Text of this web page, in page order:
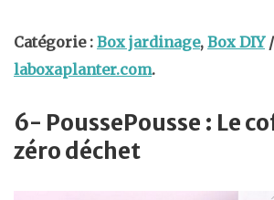
Catégorie : Box jardinage, Box DIY/
laboxaplanter.com.
6- PoussePousse : Le
zéro déchet